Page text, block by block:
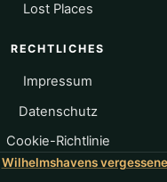
Lost Places
RECHTLICHES
Impressum
Datenschutz
Cookie-Richtlinie
Wilhelmshavens